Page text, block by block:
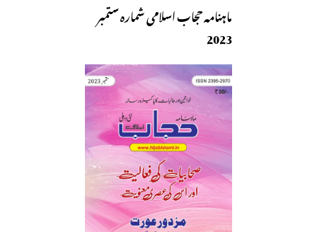
ماہنامہ حجاب اسلامی شمارہ ستمبر
2023